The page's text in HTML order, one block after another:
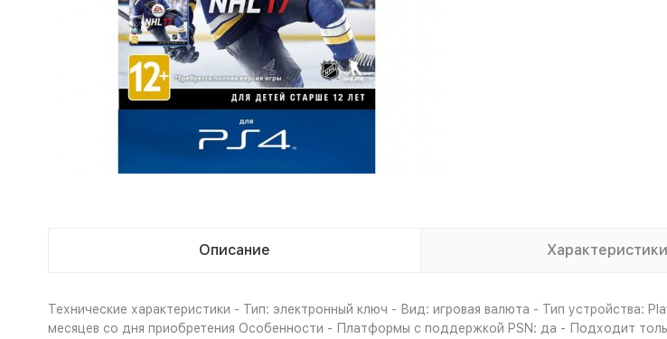
Описание Характеристики
Технические характеристики - Тип: электронный ключ - Вид: игровая валюта - Тип устройства:
месяцев со дня приобретения Особенности - Платформы с поддержкой PSN: да - Подходит